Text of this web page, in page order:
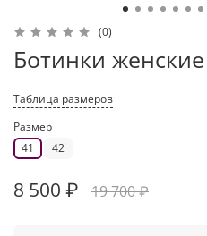
(0)
Ботинки
Таблица размеров
Размер
41
42
8 500 ₽ 19 700 ₽